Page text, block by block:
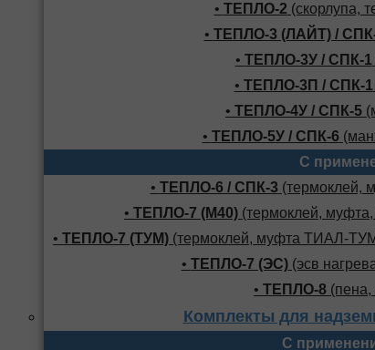
• ТЕПЛО-2 (скорлупа,
• ТЕПЛО-3 (ЛАЙТ) /
• ТЕПЛО-3У / СПК-1
• ТЕПЛО-3П / СПК-1
• ТЕПЛО-4У / СПК-5
• ТЕПЛО-5У / СПК-6
С
• ТЕПЛО-6 / СПК-3 (термоклей,
• ТЕПЛО-7 (М40) (термоклей,
• ТЕПЛО-7 (ТУМ) (термоклей, муфта ТИАЛ-
• ТЕПЛО-7 (ЭС)(эсв
• ТЕПЛО-8 (пена,
Комплекты для
С